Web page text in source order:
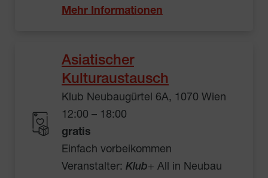
Mehr Informationen
Asiatischer
Kulturaustausch
Klub Neubaugürtel 6A, 1070 Wien
12:00 – 18:00
gratis
Einfach vorbeikommen
Veranstalter: Klub+ All in Neubau